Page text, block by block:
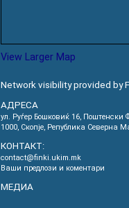
View Larger Map
Network visibility provided by
АДРЕСА
ул. Руѓер Бошковиќ 16, Пoштенски
1000, Скопје, Република Северна
КОНТАКТ:
contact@finki.ukim.mk
Ваши предлози и коментари
МЕДИА